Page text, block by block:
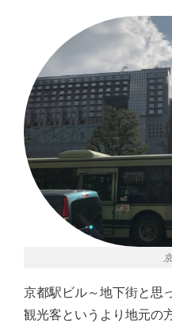
京都駅ビル～地下街と思
観光客というより地元の